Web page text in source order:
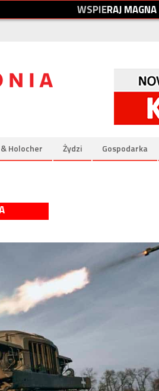
WSPIERAJMAGNA
Holocher Żydzi Gospodarka